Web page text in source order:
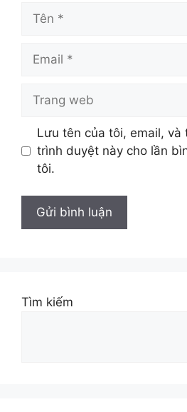
web
Lưu tên của tôi, email, và
trình duyệt này cho lần
tôi.
Tìm kiếm